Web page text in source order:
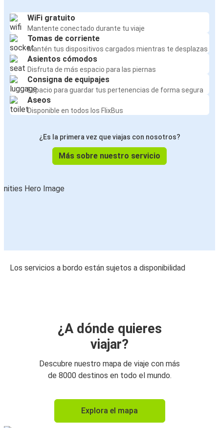
WiFi gratuito
Mantente conectado durante tu viaje
Tomas de corriente
Mantén tus dispositivos cargados mientras te desplazas
Asientos cómodos
Disfruta de más espacio para las piernas
Consigna de equipajes
Espacio para guardar tus pertenencias de forma segura
Aseos
Disponible en todos los FlixBus
¿Es la primera vez que viajas con nosotros?
Más sobre nuestro servicio
Los servicios a bordo están sujetos a disponibilidad
¿A dónde quieres
viajar?
Descubre nuestro mapa de viaje con más
de 8000 destinos en todo el mundo.
Explora el mapa